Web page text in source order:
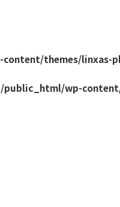
themes/linxas-
wp-